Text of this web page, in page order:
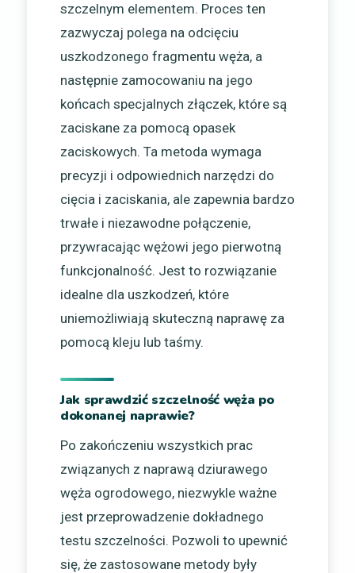
szczelnym elementem. Proces ten
zazwyczaj polega na odcięciu
uszkodzonego fragmentu węża, a
następnie zamocowaniu na jego
końcach specjalnych złączek, które są
zaciskane za pomocą opasek
zaciskowych. Ta metoda wymaga
precyzji i odpowiednich narzędzi do
cięcia i zaciskania, ale zapewnia bardzo
trwałe i niezawodne połączenie,
przywracając wężowi jego pierwotną
funkcjonalność. Jest to rozwiązanie
idealne dla uszkodzeń, które
uniemożliwiają skuteczną naprawę za
pomocą kleju lub taśmy.
Jak sprawdzić szczelność węża po
dokonanej naprawie?
Po zakończeniu wszystkich prac
związanych z naprawą dziurawego
węża ogrodowego, niezwykle ważne
jest przeprowadzenie dokładnego
testu szczelności. Pozwoli to upewnić
się, że zastosowane metody były